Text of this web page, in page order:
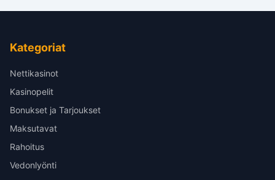
Kategoriat
Nettikasinot
Kasinopelit
Bonukset ja Tarjoukset
Maksutavat
Rahoitus
Vedonlyönti